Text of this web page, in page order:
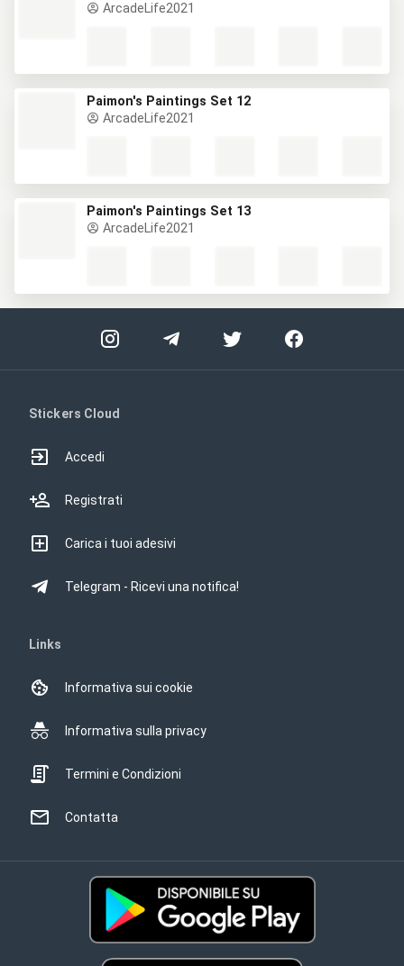
ArcadeLife2021
Paimon's Paintings Set 12
ArcadeLife2021
Paimon's Paintings Set 13
ArcadeLife2021
Stickers Cloud
Accedi
Registrati
Carica i tuoi adesivi
Telegram - Ricevi una notifica!
Links
Informativa sui cookie
Informativa sulla privacy
Termini e Condizioni
Contatta